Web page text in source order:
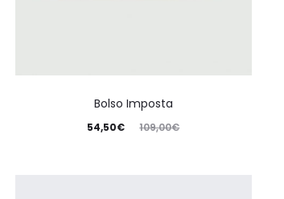
Bolso Imposta
109,00€
54,50€